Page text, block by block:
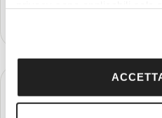
modificare o revocare il
momento dalla
sull'icona di attivazione della
Con il tuo consenso,